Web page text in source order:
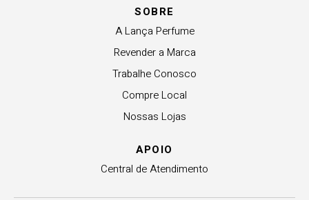
SOBRE
A Lança Perfume
Revender a Marca
Trabalhe Conosco
Compre Local
Nossas Lojas
APOIO
Central de Atendimento